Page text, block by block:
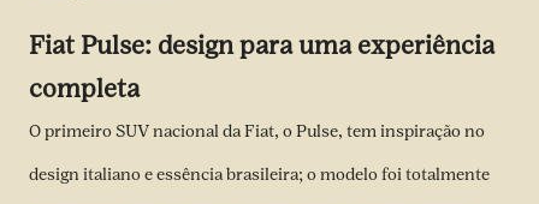
Fiat Pulse: design para uma experiência
completa
O primeiro SUV nacional da Fiat, o Pulse, tem inspiração no
design italiano e essência brasileira; o modelo foi totalmente